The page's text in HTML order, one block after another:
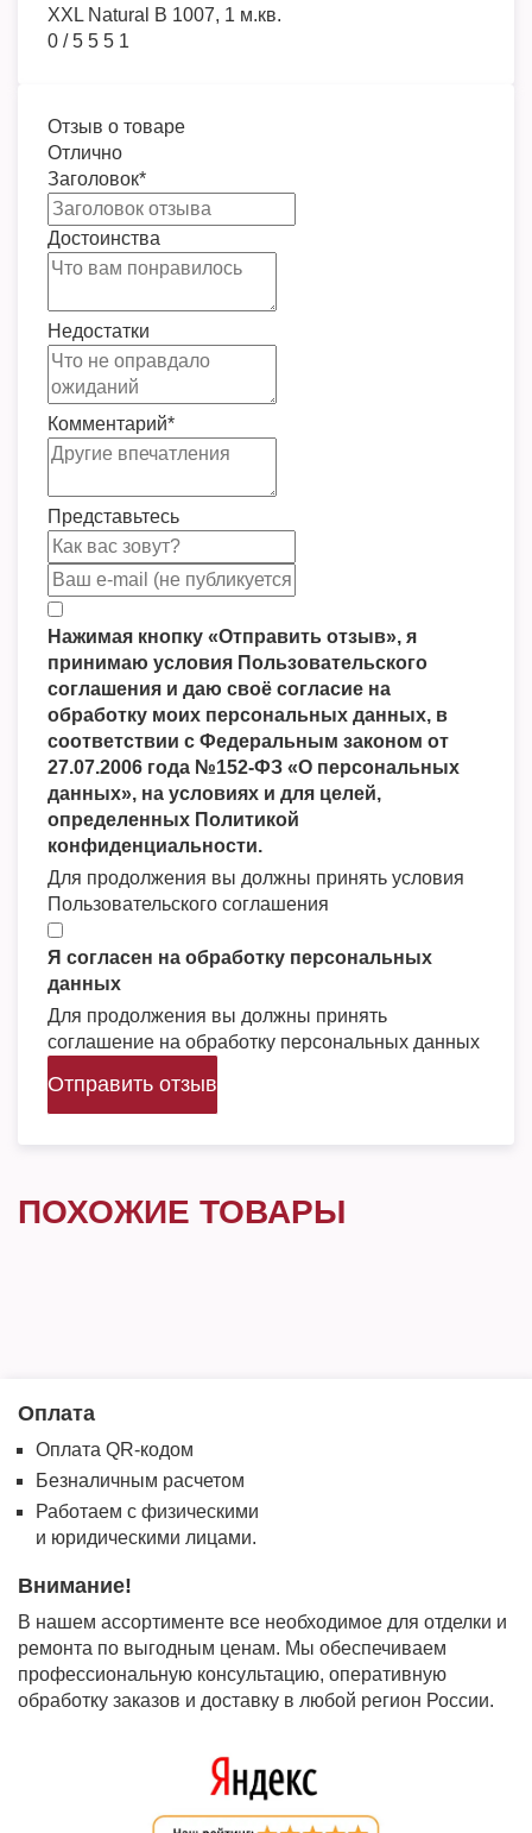
XXL Natural B 1007, 1 м.кв.
0 /5 5 5 1
Отзыв о товаре
Отлично
Заголовок*
Достоинства
Недостатки
Комментарий*
Представьтесь
Нажимая кнопку «Отправить отзыв», я
принимаю условия Пользовательского
соглашения и даю своё согласие на
обработку моих персональных данных, в
соответствии с Федеральным законом от
27.07.2006 года №152-ФЗ «О персональных
данных», на условиях и для целей,
определенных Политикой
конфиденциальности.
Для продолжения вы должны принять условия
Пользовательского соглашения
Я согласен на обработку персональных
данных
Для продолжения вы должны принять
соглашение на обработку персональных данных
Отправить отзыв
ПОХОЖИЕ ТОВАРЫ
Оплата
Оплата QR-кодом
Безналичным расчетом
Работаем с физическими
и юридическими лицами.
Внимание!
В нашем ассортименте все необходимое для отделки и
ремонта по выгодным ценам. Мы обеспечиваем
профессиональную консультацию, оперативную
обработку заказов и доставку в любой регион России.